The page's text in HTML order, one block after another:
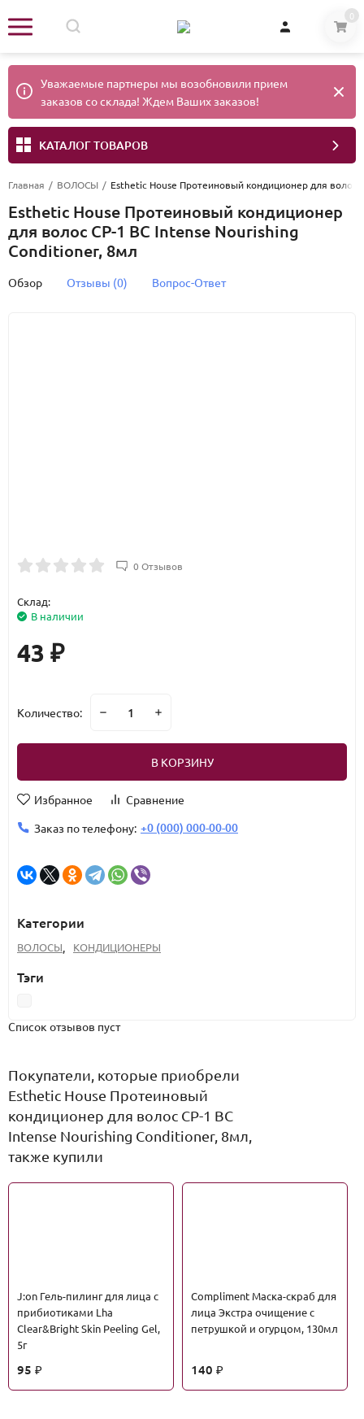
0
Уважаемые партнеры мы возобновили прием
заказов со склада! Ждем Ваших заказов!
КАТАЛОГ ТОВАРОВ
Главная / ВОЛОСЫ / Esthetic House Протеиновый кондиционер для волос
Esthetic House Протеиновый кондиционер
для волос CP-1 BС Intense Nourishing
Conditioner, 8мл
Обзор Отзывы (0) Вопрос-Ответ
0 Отзывов
Склад:
В наличии
43 ₽
Количество:
В КОРЗИНУ
Избранное
Сравнение
Заказ по телефону: +0 (000) 000-00-00
Категории
ВОЛОСЫ, КОНДИЦИОНЕРЫ
Тэги
Список отзывов пуст
Покупатели, которые приобрели
Esthetic House Протеиновый
кондиционер для волос CP-1 BС
Intense Nourishing Conditioner, 8мл,
также купили
J:on Гель-пилинг для лица с
прибиотиками Lha
Clear&Bright Skin Peeling Gel,
5г
95 ₽
Сompliment Маска-скраб для
лица Экстра очищение с
петрушкой и огурцом, 130мл
140 ₽